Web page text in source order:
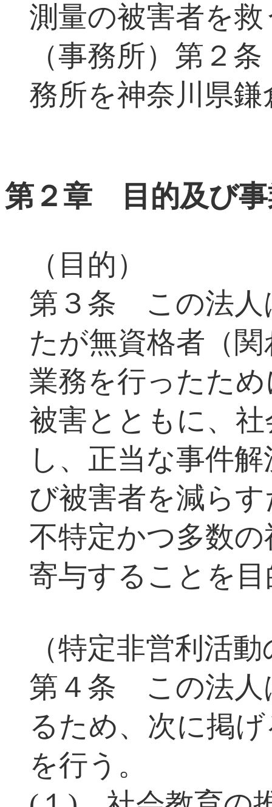
測量の被害者を
（事務所）第２
務所を神奈川県
第２章 目的及び
（目的）
第３条 この法人
たが無資格者（
業務を行ったた
被害とともに、
し、正当な事件
び被害者を減ら
不特定かつ多数
寄与することを
（特定非営利活
第４条 この法人
るため、次に掲
を行う。